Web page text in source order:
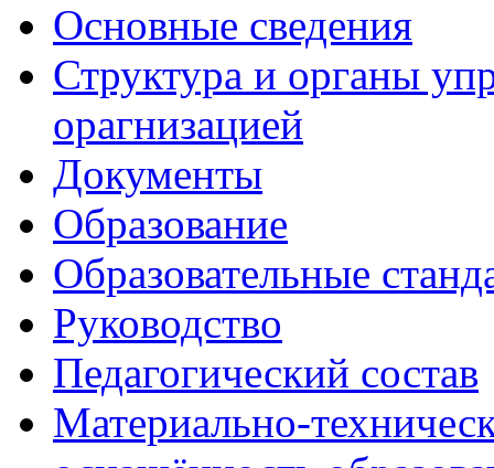
Основные сведения
Структура и органы
орагнизацией
Документы
Образование
Образовательные
Руководство
Педагогический состав
Материально-